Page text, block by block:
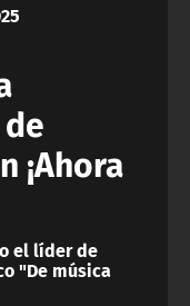
¡Ahora
el líder de
"De música